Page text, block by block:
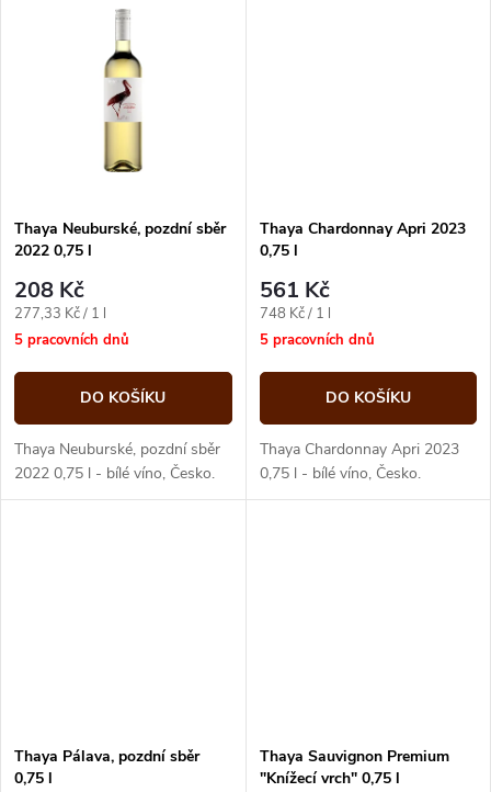
sušených citrusů.
Thaya Neuburské, pozdní sběr
2022 0,75 l
208 Kč
Měrná
cena:
277,33 Kč / 1 l
5 pracovních dnů
DO KOŠÍKU
Thaya Neuburské, pozdní sběr
2022 0,75 l - bílé víno, Česko.
Thaya Chardonnay Apri 2023
0,75 l
561 Kč
Měrná
cena:
748 Kč / 1 l
5 pracovních dnů
DO KOŠÍKU
Thaya Chardonnay Apri 2023
0,75 l - bílé víno, Česko.
Thaya Pálava, pozdní sběr
0,75 l
Thaya Sauvignon Premium
"Knížecí vrch" 0,75 l